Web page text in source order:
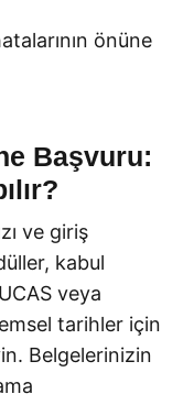
önüne
Başvuru:
ve giriş
kabul
veya
tarihler için
Belgelerinizin